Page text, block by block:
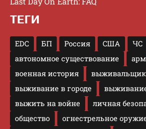
ТЕГИ
EDC БП Россия США
ЧС
автономное существование
военная история
выживальщик
выживание в городе
выжить на войне
личная
общество
огнестрельное